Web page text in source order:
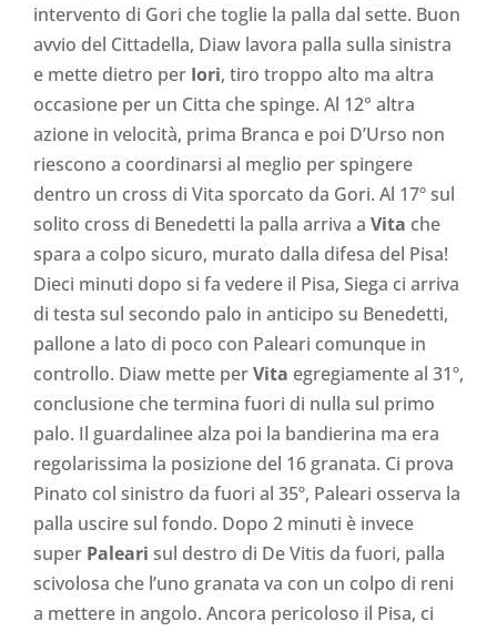
intervento di Gori che toglie la palla dal sette. Buon
avvio del Cittadella, Diaw lavora palla sulla sinistra
e mette dietro per Iori, tiro troppo alto ma altra
occasione per un Citta che spinge. Al 12° altra
azione in velocità, prima Branca e poi D’Urso non
riescono a coordinarsi al meglio per spingere
dentro un cross di Vita sporcato da Gori. Al 17º sul
solito cross di Benedetti la palla arriva a Vita che
spara a colpo sicuro, murato dalla difesa del Pisa!
Dieci minuti dopo si fa vedere il Pisa, Siega ci arriva
di testa sul secondo palo in anticipo su Benedetti,
pallone a lato di poco con Paleari comunque in
controllo. Diaw mette perVita egregiamente al 31º,
conclusione che termina fuori di nulla sul primo
palo. Il guardalinee alza poi la bandierina ma era
regolarissima la posizione del 16 granata. Ci prova
Pinato col sinistro da fuori al 35º, Paleari osserva la
palla uscire sul fondo. Dopo 2 minuti è invece
super Paleari sul destro di De Vitis da fuori, palla
scivolosa che l’uno granata va con un colpo di reni
a mettere in angolo. Ancora pericoloso il Pisa, ci